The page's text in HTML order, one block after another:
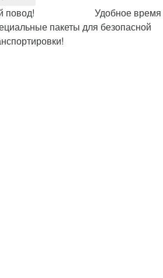
повод!
Удобное
пакеты для безопасной